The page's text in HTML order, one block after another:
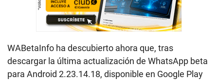
WABetaInfo ha descubierto ahora que, tras
descargar la última actualización de WhatsApp beta
para Android 2.23.14.18, disponible en Google Play